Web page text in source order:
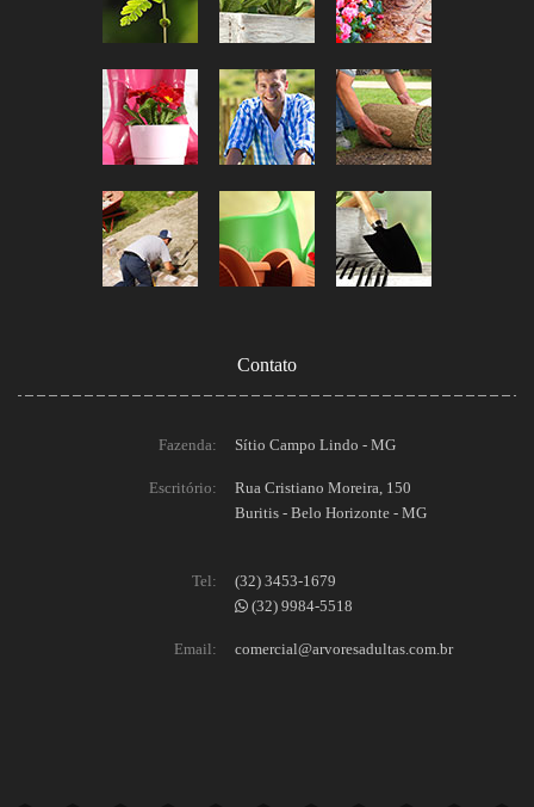
Contato
Fazenda: Sítio Campo Lindo - MG
Escritório:
Rua Cristiano Moreira, 150
Buritis - Belo Horizonte - MG
Tel:
(32) 3453-1679
(32) 9984-5518
Email: comercial@arvoresadultas.com.br